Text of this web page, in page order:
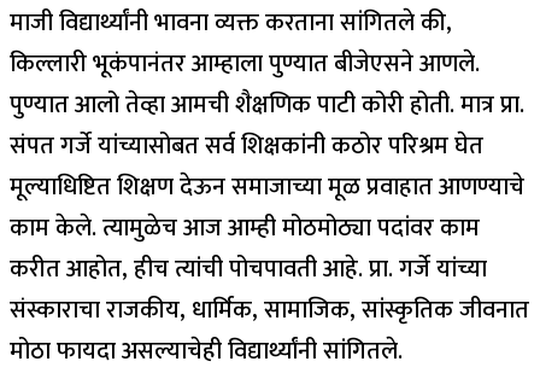
माजी विद्यार्थ्यांनी भावना व्यक्त करताना सांगितले की,
किल्लारी भूकंपानंतर आम्हाला पुण्यात बीजेएसने आणले.
पुण्यात आलो तेव्हा आमची शैक्षणिक पाटी कोरी होती. मात्र प्रा.
संपत गर्जे यांच्यासोबत सर्व शिक्षकांनी कठोर परिश्रम घेत
मूल्याधिष्टित शिक्षण देऊन समाजाच्या मूळ प्रवाहात आणण्याचे
काम केले. त्यामुळेच आज आम्ही मोठमोठ्या पदांवर काम
करीत आहोत, हीच त्यांची पोचपावती आहे. प्रा. गर्जे यांच्या
संस्काराचा राजकीय, धार्मिक, सामाजिक, सांस्कृतिक जीवनात
मोठा फायदा असल्याचेही विद्यार्थ्यांनी सांगितले.